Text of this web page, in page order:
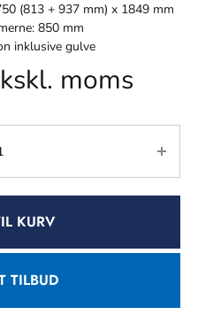
(813 + 937 mm) x 1849 mm
850 mm
inklusive gulve
moms
KURV
TILBUD